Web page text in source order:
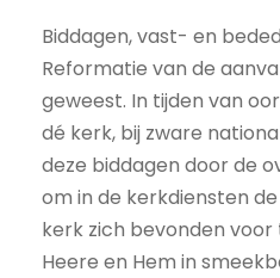
Biddagen, vast- en
Reformatie van de
geweest. In tijden van
dé kerk, bij zware
deze biddagen door de
om in de kerkdiensten
kerk zich bevonden
Heere en Hem in